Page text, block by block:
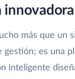
innovadora
más que un
gestión; es una
inteligente